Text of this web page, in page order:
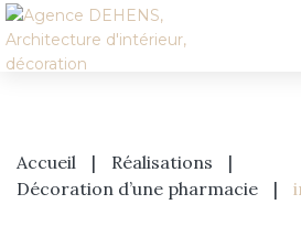
Accueil | Réalisations
|
Décoration d’une pharmacie
|